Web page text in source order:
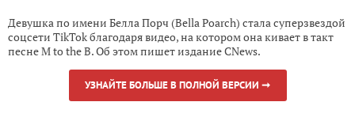
Девушка по имени Белла Порч (Bella Poarch) стала суперзвездой
соцсети TikTok благодаря видео, на котором она кивает в такт
песне M to the B. Об этом пишет издание CNews.
УЗНАЙТЕ БОЛЬШЕ В ПОЛНОЙ ВЕРСИИ ➞